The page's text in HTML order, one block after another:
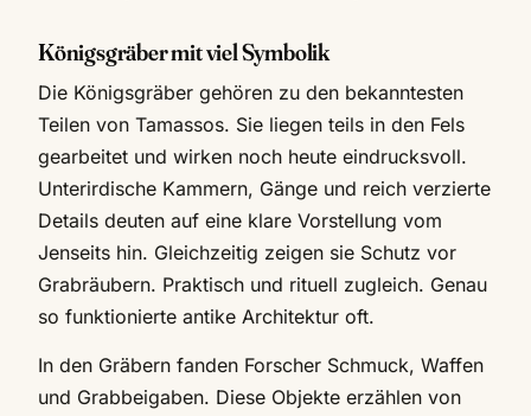
Königsgräber mit viel Symbolik
Die Königsgräber gehören zu den bekanntesten
Teilen von Tamassos. Sie liegen teils in den Fels
gearbeitet und wirken noch heute eindrucksvoll.
Unterirdische Kammern, Gänge und reich verzierte
Details deuten auf eine klare Vorstellung vom
Jenseits hin. Gleichzeitig zeigen sie Schutz vor
Grabräubern. Praktisch und rituell zugleich. Genau
so funktionierte antike Architektur oft.
In den Gräbern fanden Forscher Schmuck, Waffen
und Grabbeigaben. Diese Objekte erzählen von